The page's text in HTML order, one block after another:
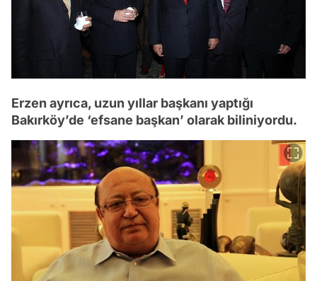
Erzen ayrıca, uzun yıllar başkanı yaptığı
Bakırköy’de ‘efsane başkan’ olarak biliniyordu.